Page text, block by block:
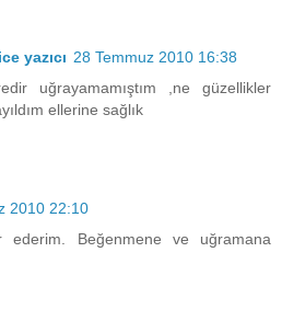
yazıcı 28 Temmuz 2010 16:38
uğrayamamıştım ,ne güzellikler
ellerine sağlık
2010 22:10
ederim. Beğenmene ve uğramana